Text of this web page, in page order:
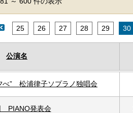
25 26 27 28 29 30
公演名
べ” 松浦律子ソプラノ独唱会
PIANO発表会